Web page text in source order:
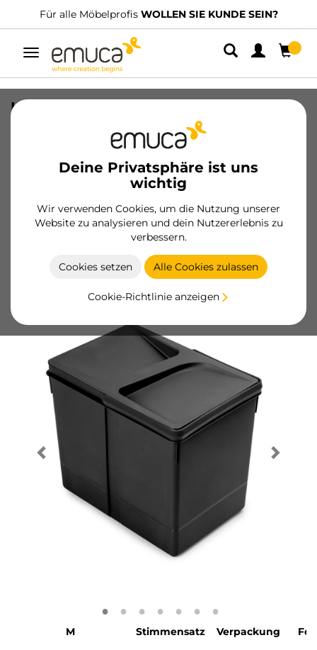
Für alle Möbelprofis WOLLEN SIE KUNDE SEIN?
Umschaltbare
Navigation
Deine Privatsphäre ist uns
wichtig
Wir verwenden Cookies, um die Nutzung unserer
Website zu analysieren und dein Nutzererlebnis zu
verbessern.
Cookies setzen Alle Cookies zulassen
Cookie-Richtlinie anzeigen
Lot Recycle Behälter für
Küchenschublade, Höhe 266 mm, 1x15
Liter, Kunststoff, Schwarz
8198117/EAN 8432393358123
Wesentliche Produkte
Werden Sie Kunde
M Stimmensatz Verpackung